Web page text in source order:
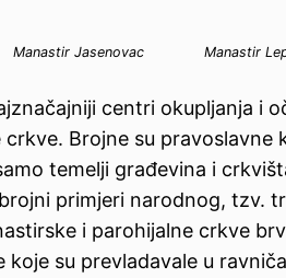
Manastir Jasenovac Manastir
centri okupljanja i
Brojne su
temelji građevina i
primjeri narodnog, tzv.
i parohijalne crkve
koje su prevladavale u